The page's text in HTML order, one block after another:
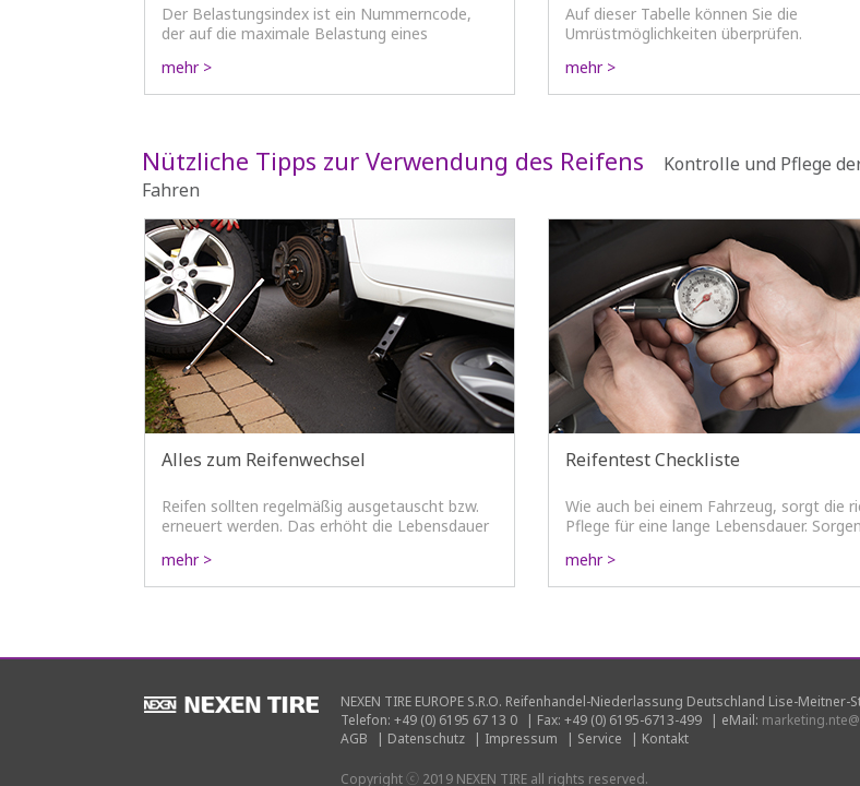
Der Belastungsindex ist ein Nummerncode,
der auf die maximale Belastung eines
Reifen mit dem Belastungsindex 100 hat eine
maximale Belastungsgrenze von 800 kg.
mehr >
Auf dieser Tabelle können Sie die
Umrüstmöglichkeiten überprüfen.
mehr >
Nützliche Tipps zur Verwendung des Reifens
Kontrolle und Pflege
Fahren
Alles zum Reifenwechsel
Reifen sollten regelmäßig ausgetauscht bzw.
erneuert werden. Das erhöht die Lebensdauer
mehr >
Reifentest Checkliste
Wie auch bei einem Fahrzeug, sorgt die
Pflege für eine lange Lebensdauer.
Laufleistung Ihres Reifen mit Hilfe unserer
Checkliste.
mehr >
NEXEN TIRE EUROPE S.R.O. Reifenhandel-Niederlassung Deutschland Lise-Meitner-
Telefon: +49 (0) 6195 67 13 0
| Fax: +49 (0) 6195-6713-499 | eMail:
AGB
| Datenschutz | Impressum | Service | Kontakt
Copyright ⓒ 2019 NEXEN TIRE all rights reserved.